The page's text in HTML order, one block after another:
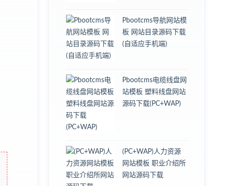
Pbootcms导航网站模
板 网站目录源码下载
(自适应手机端)
Pbootcms电缆线盘网
站模板 塑料线盘网站
源码下载(PC+WAP)
(PC+WAP)人力资源
网站模板 职业介绍所
网站源码下载